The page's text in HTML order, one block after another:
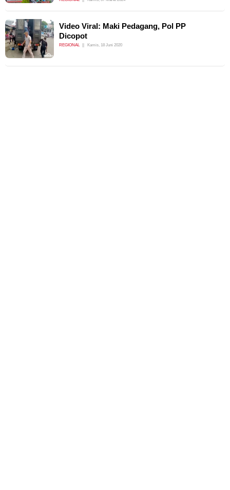
Video Viral: Maki Pedagang, Pol PP
Dicopot
REGIONAL Kamis, 18 Juni 2020